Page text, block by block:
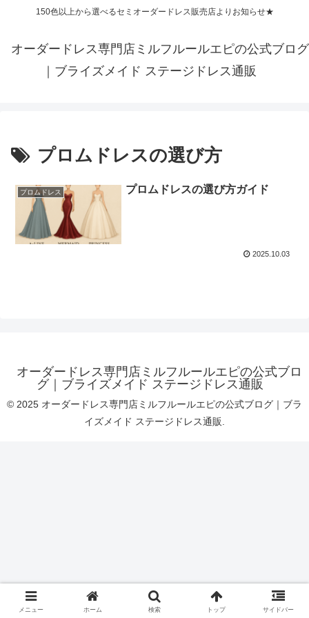
150色以上から選べるセミオーダードレス販売店よりお知らせ★
オーダードレス専門店ミルフルールエピの公式ブログ
｜ブライズメイド ステージドレス通販
プロムドレスの選び方
プロムドレス プロムドレスの選び方ガイド
2025.10.03
オーダードレス専門店ミルフルールエピの公式ブロ
グ｜ブライズメイド ステージドレス通販
© 2025 オーダードレス専門店ミルフルールエピの公式ブログ｜ブラ
イズメイド ステージドレス通販.
メニュー ホーム 検索 トップ サイドバー